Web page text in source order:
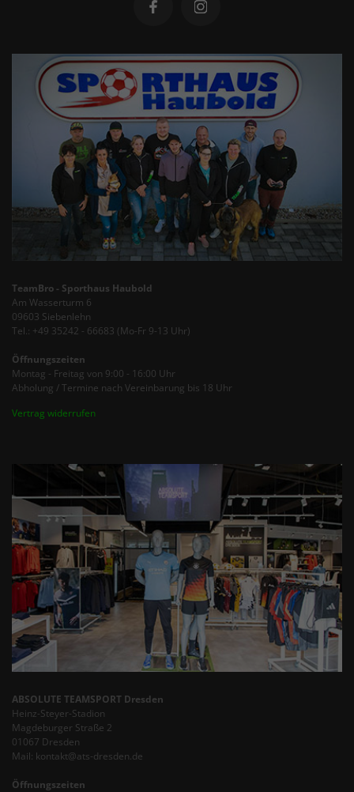
TeamBro - Sporthaus Haubold
Am Wasserturm 6
09603 Siebenlehn
Tel.: +49 35242 - 66683 (Mo-Fr 9-13 Uhr)
Öffnungszeiten
Montag - Freitag von 9:00 - 16:00 Uhr
Abholung / Termine nach Vereinbarung bis 18 Uhr
Vertrag widerrufen
ABSOLUTE TEAMSPORT Dresden
Heinz-Steyer-Stadion
Magdeburger Straße 2
01067 Dresden
Mail: kontakt@ats-dresden.de
Öffnungszeiten